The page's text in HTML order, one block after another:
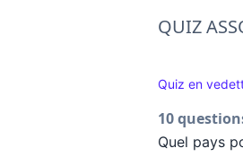
QUIZ
Quiz en
10
Quel pays